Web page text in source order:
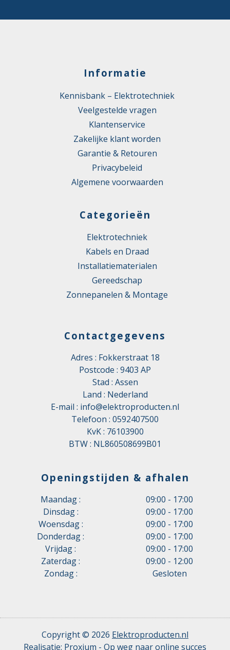
Informatie
Kennisbank – Elektrotechniek
Veelgestelde vragen
Klantenservice
Zakelijke klant worden
Garantie & Retouren
Privacybeleid
Algemene voorwaarden
Categorieën
Elektrotechniek
Kabels en Draad
Installatiematerialen
Gereedschap
Zonnepanelen & Montage
Contactgegevens
Adres : Fokkerstraat 18
Postcode : 9403 AP
Stad : Assen
Land : Nederland
E-mail : info@elektroproducten.nl
Telefoon : 0592407500
KvK : 76103900
BTW : NL860508699B01
Openingstijden & afhalen
Maandag :
09:00 - 17:00
Dinsdag :
09:00 - 17:00
Woensdag :
09:00 - 17:00
Donderdag :
09:00 - 17:00
Vrijdag :
09:00 - 17:00
Zaterdag :
09:00 - 12:00
Zondag :
Gesloten
Copyright © 2026 Elektroproducten.nl
Realisatie: Proxium - Op weg naar online succes